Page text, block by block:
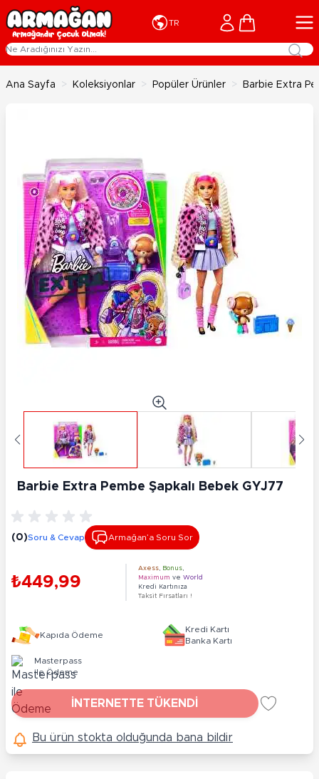
İçeriğe geç
TR Cart
Ana Sayfa > Koleksiyonlar > Popüler Ürünler > Barbie Extra
Barbie Extra Pembe Şapkalı Bebek GYJ77
(0)Soru & Cevap Armağan’a Soru Sor
₺449,99
Axess Bonus
Maximum ve World
Kredi Kartınıza
Taksit Fırsatları !
Kapıda Ödeme
Kredi Kartı
Banka Kartı
Masterpass
ile Ödeme
İNTERNETTE TÜKENDİ
Bu ürün stokta olduğunda bana bildir